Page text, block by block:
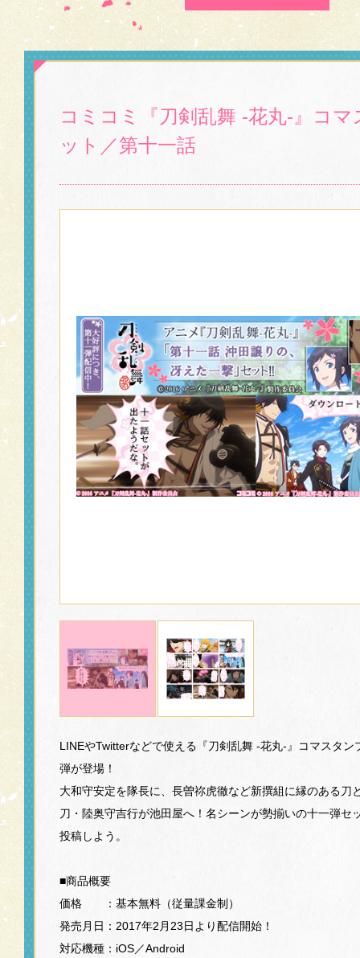
コミコミ『刀剣乱舞 -花丸-』コ
ット／第十一話
LINEやTwitterなどで使える『刀剣乱舞 -花丸-』コマスタン
弾が登場！
大和守安定を隊長に、長曽祢虎徹など新撰組に縁のある刀
刀・陸奥守吉行が池田屋へ！名シーンが勢揃いの十一弾セ
投稿しよう。
■商品概要
価格 ：基本無料（従量課金制）
発売月日：2017年2月23日より配信開始！
対応機種：iOS／Android